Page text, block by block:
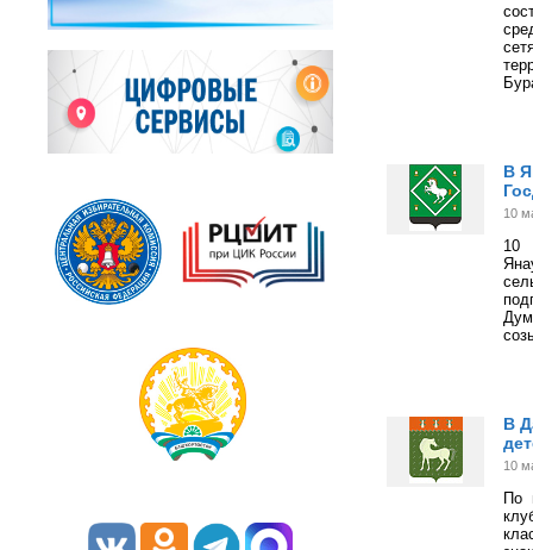
В
10
10
В
10
По